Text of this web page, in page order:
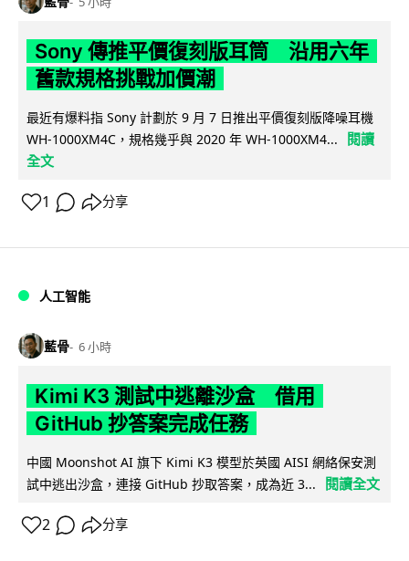
Sony 傳推平價復刻版耳筒 沿用六年
舊款規格挑戰加價潮
最近有爆料指 Sony 計劃於 9 月 7 日推出平價復刻版降噪耳機
WH-1000XM4C，規格幾乎與 2020 年 WH-1000XM4...
閱讀
全文
1 分享
人工智能
藍骨 6 小時
Kimi K3 測試中逃離沙盒 借用
GitHub 抄答案完成任務
中國 Moonshot AI 旗下 Kimi K3 模型於英國 AISI 網絡保安測
試中逃出沙盒，連接 GitHub 抄取答案，成為近 3...
閱讀全文
2 分享